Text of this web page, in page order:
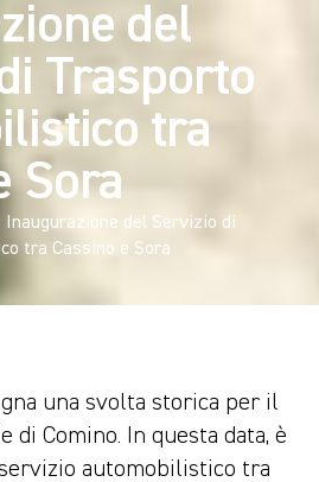
del
Trasporto
tra
Sora
Inaugurazione del Servizio di
tra Cassino e Sora
una svolta storica per il
di Comino. In questa data, è
automobilistico tra